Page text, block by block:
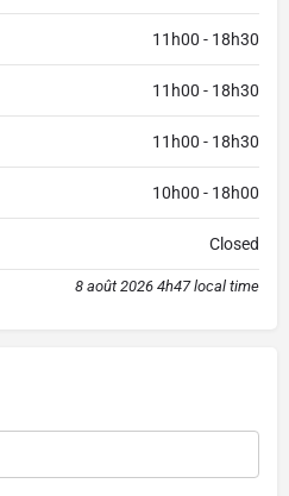
11h00 - 18h30
11h00 - 18h30
11h00 - 18h30
10h00 - 18h00
Closed
8 août 2026 4h47 local time